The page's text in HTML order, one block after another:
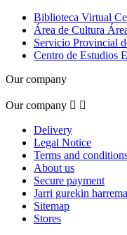
Biblioteca Virtual
Área de Cultura
Servicio Provincial
Centro de Estudios
Our company
Our company  
Delivery
Legal Notice
Terms and
About us
Secure payment
Jarri gurekin
Sitemap
Stores